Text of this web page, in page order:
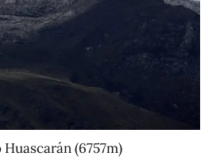
Huascarán (6757m)